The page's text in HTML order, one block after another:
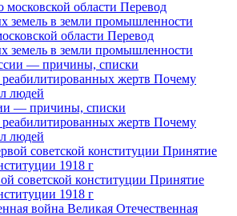
области Перевод
земель в земли промышленности
— причины, списки
жертв Почему
людей
советской конституции Принятие
1918 г
Великая Отечественная